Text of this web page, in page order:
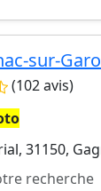
sur-
(102 avis)
31150,
recherche